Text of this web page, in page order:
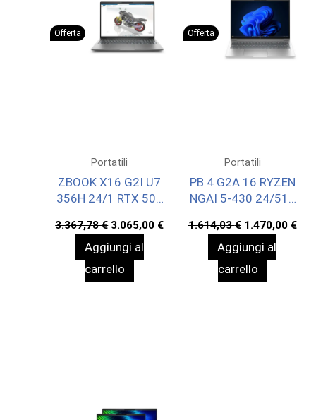
Offerta
Portatili
ZBOOK X16 G2I U7
356H 24/1 RTX 500
3.367,78€ Il
prezzo
originale
3.367,78 €.
3.065,00 €Il
prezzo
3.065,00 €.
Aggiungi al
carrello
Offerta
Portatili
PB 4 G2A 16 RYZEN
NGAI 5-430 24/512
1.614,03€ Il
prezzo
originale
1.614,03 €.
1.470,00 €Il
Aggiungi al
carrello